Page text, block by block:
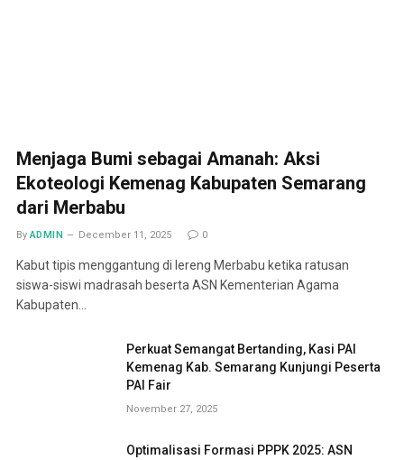
Menjaga Bumi sebagai Amanah: Aksi
Ekoteologi Kemenag Kabupaten Semarang
dari Merbabu
By ADMIN December 11, 2025 0
Kabut tipis menggantung di lereng Merbabu ketika ratusan
siswa-siswi madrasah beserta ASN Kementerian Agama
Kabupaten…
Perkuat Semangat Bertanding, Kasi PAI
Kemenag Kab. Semarang Kunjungi Peserta
PAI Fair
November 27, 2025
Optimalisasi Formasi PPPK 2025: ASN